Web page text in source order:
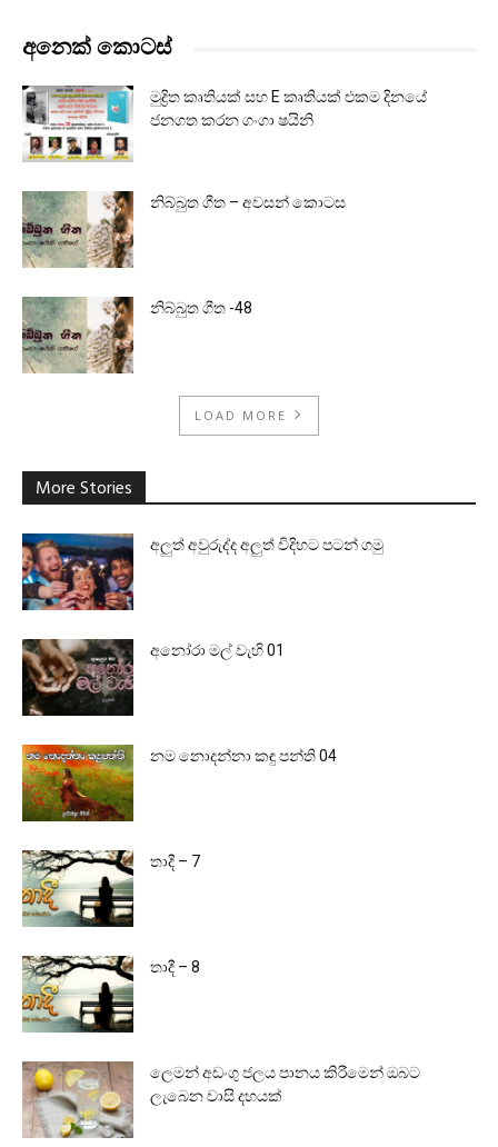
අනෙක් කොටස්
මුද්‍රිත කෘතියක් සහ E කෘතියක් එකම දිනයේ
ජනගත කරන ගංගා ෂයිනි
නිබ්බුත ගීත – අවසන් කොටස
නිබ්බුත ගීත -48
LOAD MORE
More Stories
අලුත් අවුරුද්ද අලුත් විදිහට පටන් ගමු
අනෝරා මල් වැහි 01
නම නොදන්නා කඳු පන්ති 04
තාදී – 7
තාදී – 8
ලෙමන් අඩංගු ජලය පානය කිරීමෙන් ඔබට
ලැබෙන වාසි දහයක්